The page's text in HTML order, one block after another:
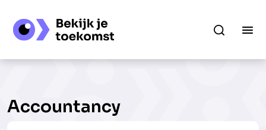
Accountancy